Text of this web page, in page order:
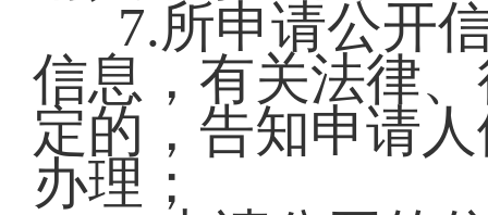
7.所申请公开
信息，有关法律
定的，告知申请
办理；